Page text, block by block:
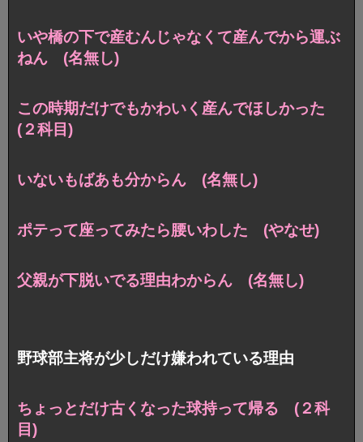
いや橋の下で産むんじゃなくて産んでから運ぶ
ねん (名無し)
この時期だけでもかわいく産んでほしかった
(２科目)
いないもばあも分からん (名無し)
ポテって座ってみたら腰いわした (やなせ)
父親が下脱いでる理由わからん (名無し)
野球部主将が少しだけ嫌われている理由
ちょっとだけ古くなった球持って帰る (２科
目)